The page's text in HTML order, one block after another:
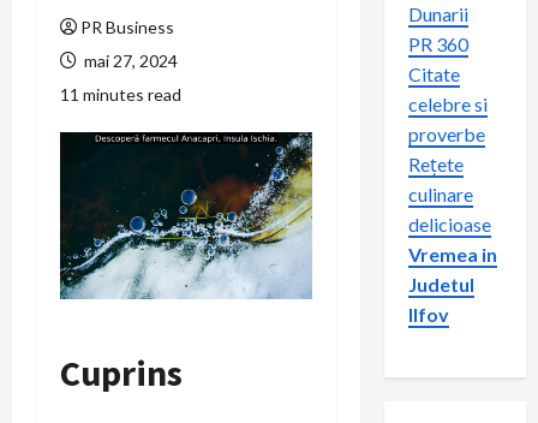
PR Business
mai 27, 2024
11 minutes read
Cuprins
Dunarii
PR 360
Citate
celebre si
proverbe
Rețete
culinare
delicioase
Vremea in
Judetul
Ilfov